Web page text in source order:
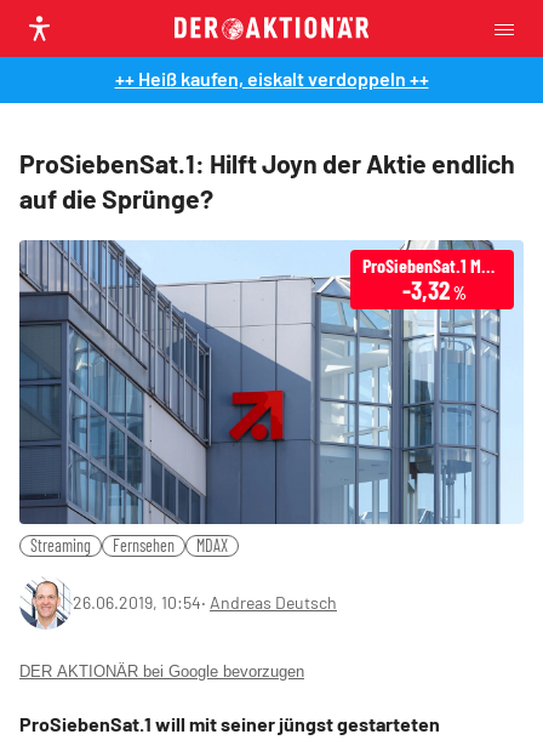
++ Heiß kaufen, eiskalt verdoppeln ++
ProSiebenSat.1: Hilft Joyn der Aktie endlich
auf die Sprünge?
ProSiebenSat.1 Media
-3,32%
Streaming Fernsehen MDAX
26.06.2019, 10:54‧ Andreas Deutsch
DER AKTIONÄR bei Google bevorzugen
ProSiebenSat.1 will mit seiner jüngst gestarteten